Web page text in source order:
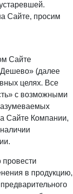
Сайте, просим
Сайте
(далее
целях. Все
с возможными
Сайте Компании,
провести
в продукцию,